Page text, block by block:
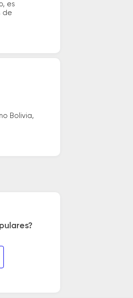
es
de
Bolivia,